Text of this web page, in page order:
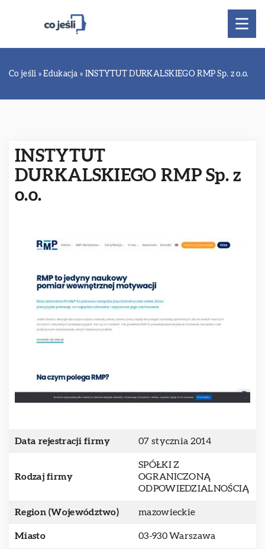
Co jeśli »Edukacja » INSTYTUT DURKALSKIEGO RMP Sp. z o.o.
INSTYTUT
DURKALSKIEGO RMP Sp. z
o.o.
Data rejestracji firmy 07 stycznia 2014
Rodzaj firmy
SPÓŁKI Z
OGRANICZONĄ
ODPOWIEDZIALNOŚCIĄ
Region (Województwo) mazowieckie
Miasto 03-930 Warszawa